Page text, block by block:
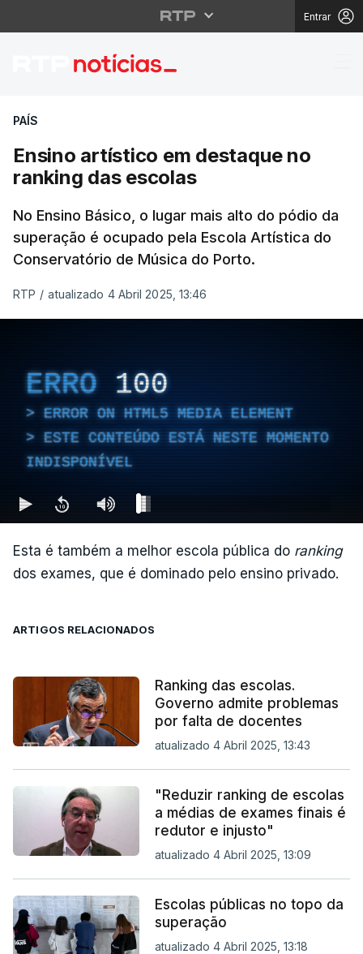
Entrar
Ensino artístico em
PAÍS
Ensino artístico em destaque no
ranking das escolas
No Ensino Básico, o lugar mais alto do pódio da
superação é ocupado pela Escola Artística do
Conservatório de Música do Porto.
RTP / atualizado 4 Abril 2025, 13:46
ERRO 100
ERROR ON HTML5 MEDIA ELEMENT
ESTE CONTEÚDO ESTÁ NESTE MOMENTO
INDISPONÍVEL
Esta é também a melhor escola pública do ranking
dos exames, que é dominado pelo ensino privado.
ARTIGOS RELACIONADOS
Ranking das escolas.
Governo admite problemas
por falta de docentes
atualizado 4 Abril 2025, 13:43
"Reduzir ranking de escolas
a médias de exames finais é
redutor e injusto"
atualizado 4 Abril 2025, 13:09
Escolas públicas no topo da
superação
atualizado 4 Abril 2025, 13:18